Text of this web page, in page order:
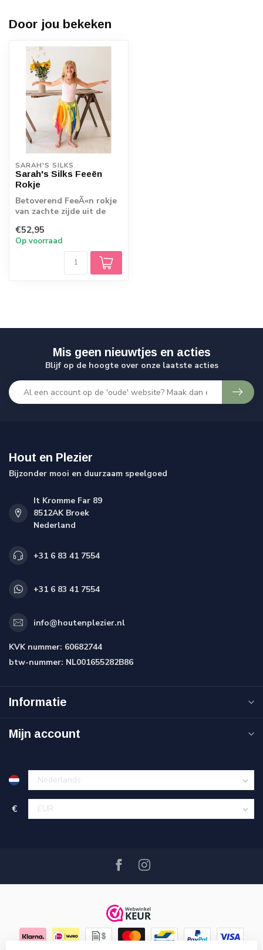
Door jou bekeken
SARAH'S SILKS
Sarah's Silks Feeën
Rokje
Betoverend FeeÃ«n rokje
van zachte zijde uit de
Silks. Met...
€52,95
Op voorraad
Mis geen nieuwtjes en acties
Blijf op de hoogte over onze laatste acties
Hout en Plezier
Bijzonder mooi en duurzaam speelgoed
It Kromme Far 89
8512AK Broek
Nederland
+31 6 83 41 7554
+31 6 83 41 7554
info@houtenplezier.nl
KVK nummer: 60682744
btw-nummer: NL001655282B86
Informatie
Mijn account
€